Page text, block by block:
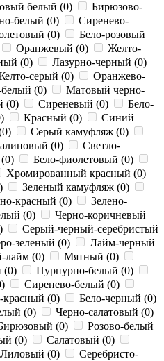
белый (0)
Бирюзово-
белый (0)
Сиренево-
(0)
Бело-розовый
Оранжевый (0)
Желто-
(0) Лазурно-черный (0)
серый (0)
Оранжево-
(0)
Матовый черно-
(0) Сиреневый (0)
Бело-
) Красный (0)
Синий
0) Серый камуфляж (0)
(0)
Светло-
0) Бело-фиолетовый (0)
Хромированный красный (0)
) Зеленый камуфляж (0)
красный (0)
Зелено-
(0)
Черно-коричневый
)
Серый-черный-серебристый
зеленый (0)
Лайм-черный
лайм (0) Мятный (0)
(0) Пурпурно-белый (0)
) Сиренево-белый (0)
красный (0) Бело-черный (0)
(0) Черно-салатовый (0)
(0)
Розово-белый
(0) Салатовый (0)
Лиловый (0)
Серебристо-